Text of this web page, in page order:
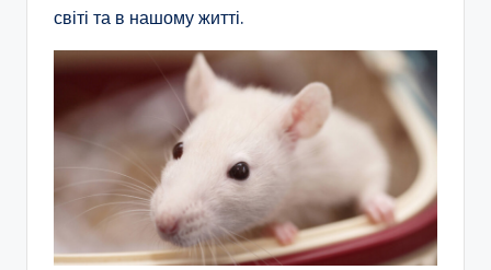
світі та в нашому житті.